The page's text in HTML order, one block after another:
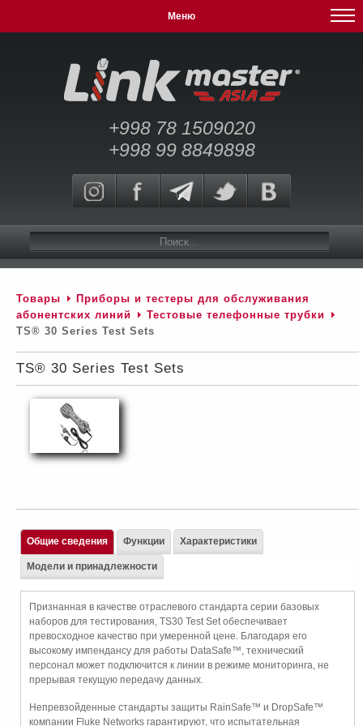
Меню
+998 78 1509020
+998 99 8849898
Товары
Приборы и тестеры для обслуживания
абонентских линий
Тестовые телефонные трубки
TS® 30 Series Test Sets
TS® 30 Series Test Sets
Общие сведения
Признанная в качестве отраслевого стандарта серии базовых
наборов для тестирования, TS30 Test Set обеспечивает
превосходное качество при умеренной цене. Благодаря его
высокому импендансу для работы DataSafe™, технический
персонал может подключится к линии в режиме мониторинга, не
прерывая текущую передачу данных.
Непревзойденные стандарты защиты RainSafe™ и DropSafe™
компании Fluke Networks гарантируют, что испытательная
Функции Характеристики
Модели и принадлежности